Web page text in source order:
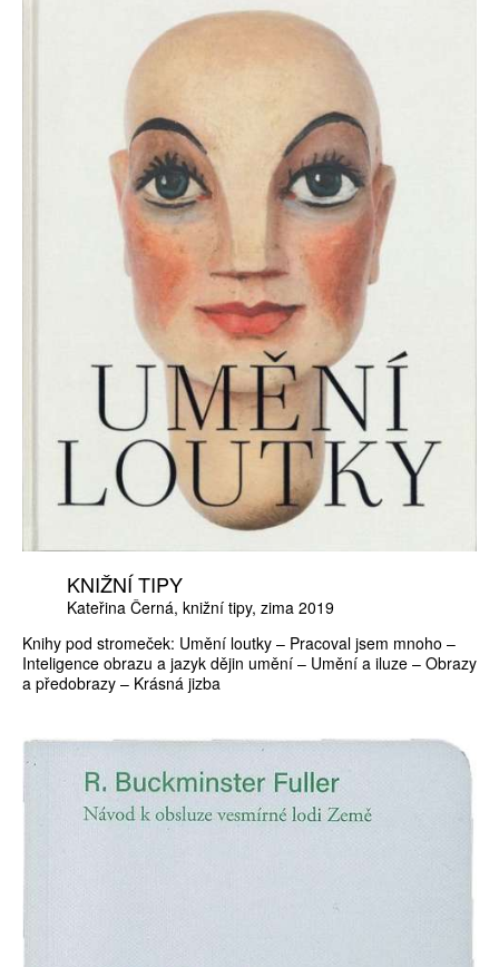
KNIŽNÍ TIPY
Kateřina Černá knižní tipy zima 2019
Knihy pod stromeček: Umění loutky – Pracoval jsem mnoho –
Inteligence obrazu a jazyk dějin umění – Umění a iluze – Obrazy
a předobrazy – Krásná jizba